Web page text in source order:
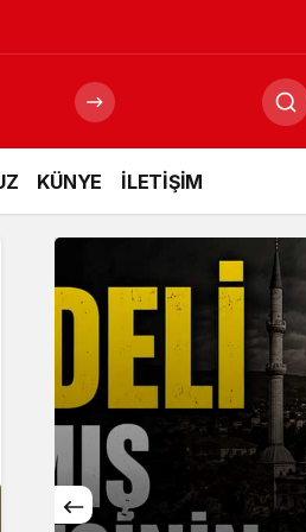
KÜNYE İLETİŞİM
Gündüz Modu
Gündüz modunu seçin.
Gece Modu
Gece modunu seçin.